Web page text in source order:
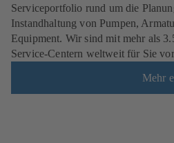
Serviceportfolio rund um die
Instandhaltung von Pumpen,
Equipment. Wir sind mit mehr als
Service-Centern weltweit für Sie
Mehr